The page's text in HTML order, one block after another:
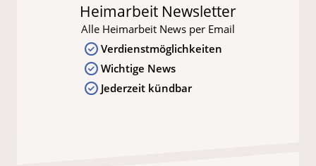
Heimarbeit Newsletter
Alle Heimarbeit News per Email
Verdienstmöglichkeiten
Wichtige News
Jederzeit kündbar